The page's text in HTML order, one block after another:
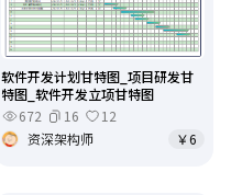
软件开发计划甘特图_项目研发甘
特图_软件开发立项甘特图
672
16
12
资深架构师
￥6